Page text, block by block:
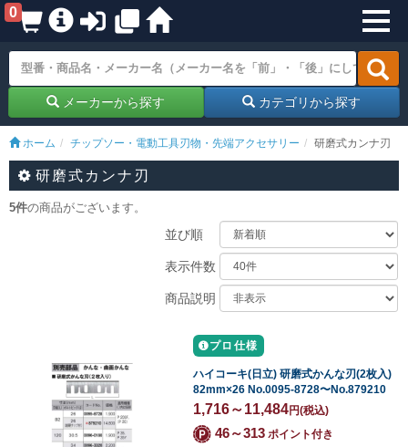
0
メーカーから探す カテゴリから探す
ホーム チップソー・電動工具刃物・先端アクセサリー 研磨式カンナ刃
研磨式カンナ刃
5件の商品がございます。
並び順
表示件数
商品説明
プロ仕様
ハイコーキ(日立) 研磨式かんな刃(2枚入)
82mm×26 No.0095-8728〜No.879210
1,716～11,484円(税込)
46～313 ポイント付き